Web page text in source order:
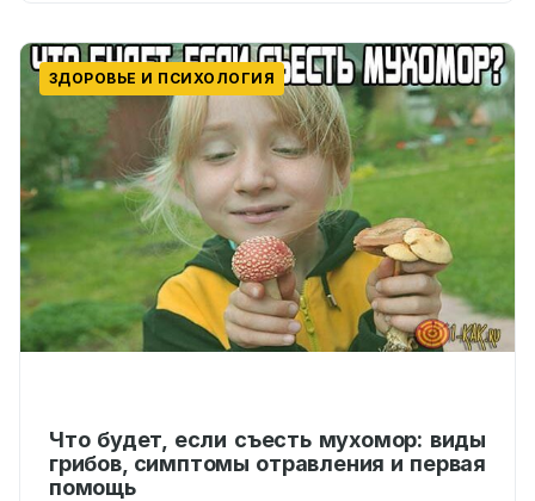
ЗДОРОВЬЕ И ПСИХОЛОГИЯ
Что будет, если съесть мухомор: виды
грибов, симптомы отравления и первая
помощь